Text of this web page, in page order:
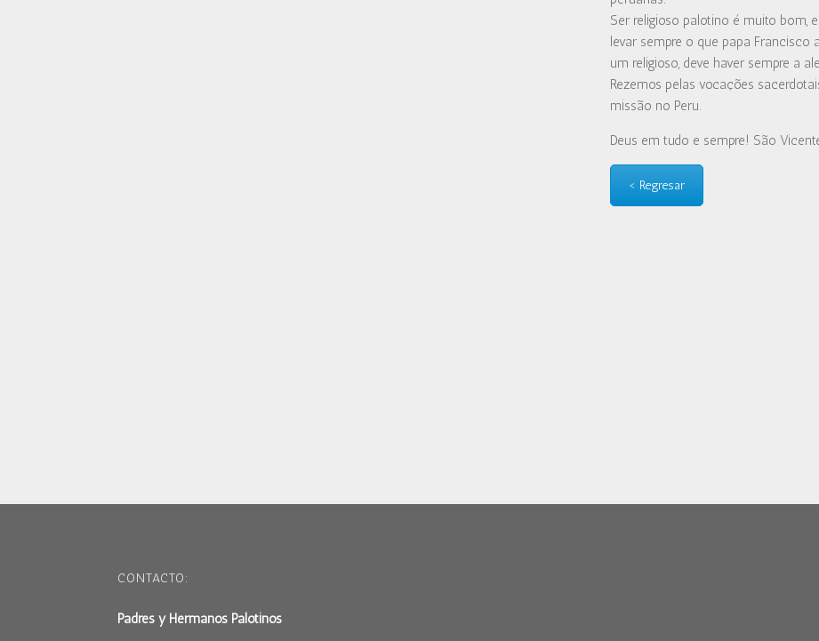
Ser religioso palotino é muito bom,
levar sempre o que papa
um religioso, deve haver sempre a
Rezemos pelas vocações
missão no Peru.
Deus em tudo e sempre! São
< Regresar
CONTACTO:
Padres y Hermanos Palotinos